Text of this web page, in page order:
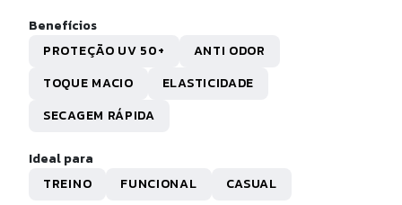
CROPPED VERANO
R$ 126,50
R$ 12,65sem juros
Benefícios
PROTEÇÃO UV 50+
ANTI ODOR
TOQUE MACIO
ELASTICIDADE
SECAGEM RÁPIDA
Ideal para
TREINO
FUNCIONAL CASUAL